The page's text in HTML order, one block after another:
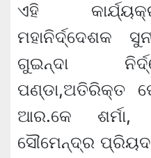
ଏହି
ମହାନିର୍ଦ୍ଦେଶକ
ଗୁଇନ୍ଦା
ପଣ୍ଡା,ଅତିରିକ୍ତ
ଆର.କେ
ସୌମେନ୍ଦ୍ର